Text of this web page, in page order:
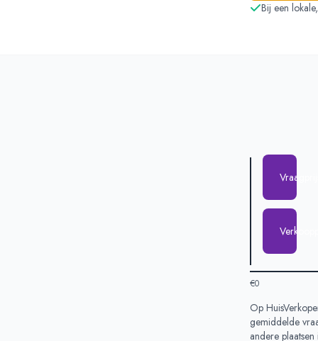
Bij een
€0
Op
gemiddelde
andere